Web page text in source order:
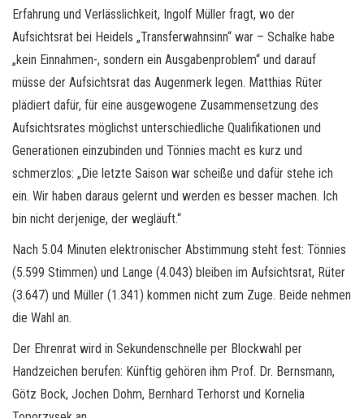
Erfahrung und Verlässlichkeit, Ingolf Müller fragt, wo der
Aufsichtsrat bei Heidels „Transferwahnsinn“ war – Schalke habe
„kein Einnahmen-, sondern ein Ausgabenproblem“ und darauf
müsse der Aufsichtsrat das Augenmerk legen. Matthias Rüter
plädiert dafür, für eine ausgewogene Zusammensetzung des
Aufsichtsrates möglichst unterschiedliche Qualifikationen und
Generationen einzubinden und Tönnies macht es kurz und
schmerzlos: „Die letzte Saison war scheiße und dafür stehe ich
ein. Wir haben daraus gelernt und werden es besser machen. Ich
bin nicht derjenige, der wegläuft.“
Nach 5.04 Minuten elektronischer Abstimmung steht fest: Tönnies
(5.599 Stimmen) und Lange (4.043) bleiben im Aufsichtsrat, Rüter
(3.647) und Müller (1.341) kommen nicht zum Zuge. Beide nehmen
die Wahl an.
Der Ehrenrat wird in Sekundenschnelle per Blockwahl per
Handzeichen berufen: Künftig gehören ihm Prof. Dr. Bernsmann,
Götz Bock, Jochen Dohm, Bernhard Terhorst und Kornelia